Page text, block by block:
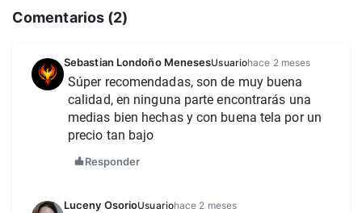
Comentarios (2)
Sebastian Londoño MenesesUsuariohace 2 meses
Súper recomendadas, son de muy buena
calidad, en ninguna parte encontrarás una
medias bien hechas y con buena tela por un
precio tan bajo
Responder
Luceny OsorioUsuariohace 2 meses